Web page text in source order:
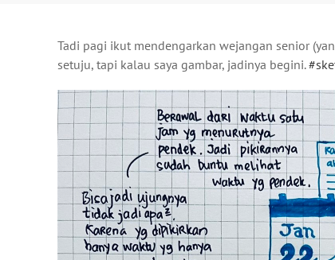
Tadi pagi ikut mendengarkan wejangan senior
setuju, tapi kalau saya gambar, jadinya begini.